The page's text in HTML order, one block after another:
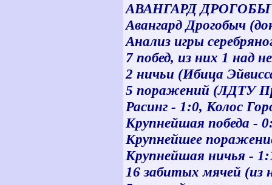
АВАНГАРД
Авангард Дрогобыч
Анализ игры
7 побед, из них 1 над
2 ничьи (Ибица
5 поражений (ЛДТУ
Расинг - 1:0, Колос
Крупнейшая победа -
Крупнейшее
Крупнейшая ничья -
16 забитых мячей (из